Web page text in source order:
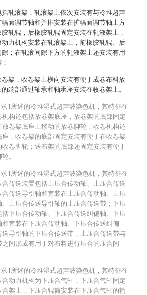
轧液架，轧液架上依次安装有与冷堆超声
面调节轴和并排安装在扩幅面调节轴上方
轧辊，后橡胶轧辊固定安装在轧液架上，
力机构安装在轧液架上，前橡胶轧辊、后
；在轧液间隙下方的轧液架上还安装有用
架，收卷架上横向安装有便于成卷布料放
端部通过轴承和轴承座安装在收卷架上。
1所述的冷堆湿式超声波染色机，其特征在
机构还包括放卷架底座，放卷架的底部固定
放卷架底座上移动的放卷脚轮；收卷机构还
座，收卷架的底部固定安装有便于在收卷架
收卷脚轮；送布架的底部还固定安装有便于
。
1所述的冷堆湿式超声波染色机，其特征在
合传送装置包括上压合传动轴、上压合传送
合传送导引轴和套装在上压合传动轴、上压
、上压合传送导引轴的上压合传送带；下压
括下压合传动轴、下压合传送纠偏轴、下压
和套装在下压合传动轴、下压合传送纠偏
送导引轴的下压合传送带，上压合传送带与
之间形成有用于对布料进行压合的压合间
1所述的冷堆湿式超声波染色机，其特征在
合动力机构为下压合气缸，下压合气缸固定
合架上，下压合辊筒安装在下压合气缸的输